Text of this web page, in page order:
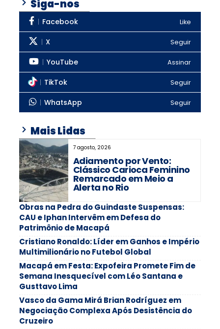
Siga-nos
Facebook Like
X Seguir
YouTube Assinar
TikTok Seguir
WhatsApp Seguir
Mais Lidas
7 agosto, 2026
Adiamento por Vento:
Clássico Carioca Feminino
Remarcado em Meio a
Alerta no Rio
Obras na Pedra do Guindaste Suspensas:
CAU e Iphan Intervêm em Defesa do
Patrimônio de Macapá
Cristiano Ronaldo: Líder em Ganhos e Império
Multimilionário no Futebol Global
Macapá em Festa: Expofeira Promete Fim de
Semana Inesquecível com Léo Santana e
Gusttavo Lima
Vasco da Gama Mirá Brian Rodríguez em
Negociação Complexa Após Desistência do
Cruzeiro